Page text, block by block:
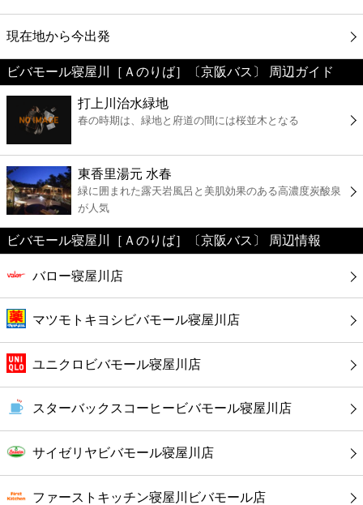
映画
美容
コンビニ
薬局
スーパー
エンタメ
レジャー
書店
ファミレス
ファーストフード
カフェ
現在地から今出発
ビバモール寝屋川［Ａのりば］〔京阪バス〕 周辺ガイド
打上川治水緑地
春の時期は、緑地と府道の間には桜並木となる
東香里湯元 水春
緑に囲まれた露天岩風呂と美肌効果のある高濃度炭酸泉
が人気
ビバモール寝屋川［Ａのりば］〔京阪バス〕 周辺情報
バロー寝屋川店
マツモトキヨシビバモール寝屋川店
ユニクロビバモール寝屋川店
スターバックスコーヒービバモール寝屋川店
サイゼリヤビバモール寝屋川店
ファーストキッチン寝屋川ビバモール店